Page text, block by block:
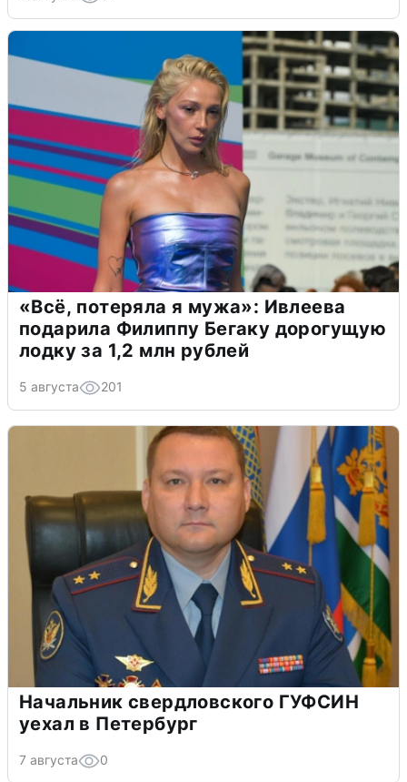
«Всё, потеряла я мужа»: Ивлеева
подарила Филиппу Бегаку дорогущую
лодку за 1,2 млн рублей
5 августа 201
Начальник свердловского ГУФСИН
уехал в Петербург
7 августа 0